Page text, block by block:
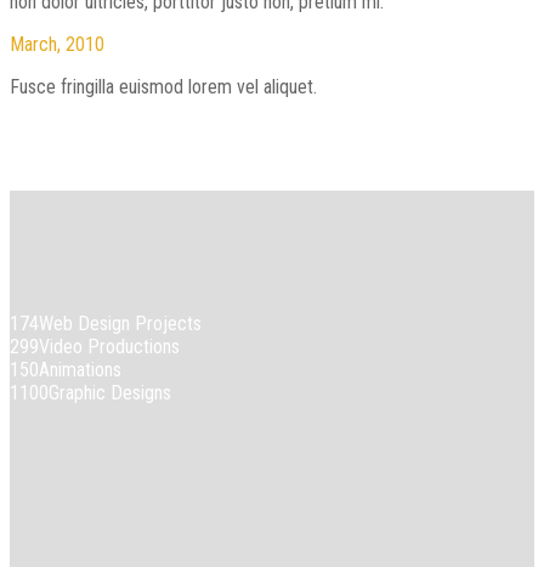
March, 2010
Fusce fringilla euismod lorem vel aliquet.
174Web Design Projects
299Video Productions
150Animations
1100Graphic Designs